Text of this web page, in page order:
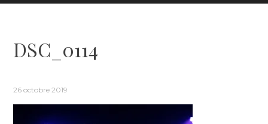
DSC_0114
26 octobre 2019